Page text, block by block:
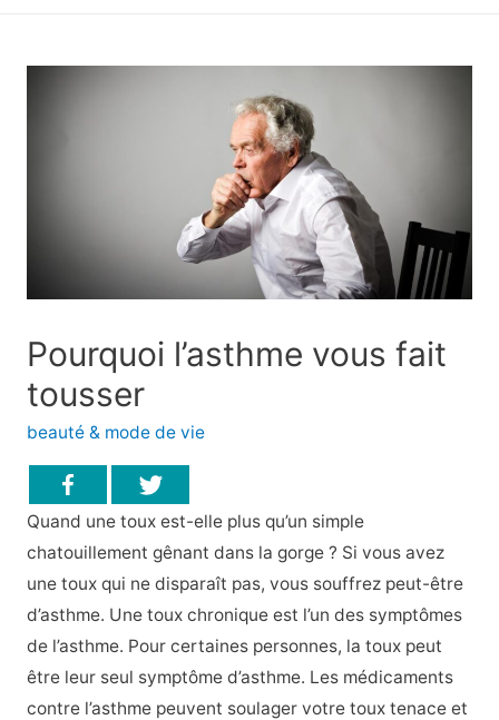
Pourquoi l’asthme vous fait
tousser
beauté & mode de vie
Quand une toux est-elle plus qu’un simple
chatouillement gênant dans la gorge ? Si vous avez
une toux qui ne disparaît pas, vous souffrez peut-être
d’asthme. Une toux chronique est l’un des symptômes
de l’asthme. Pour certaines personnes, la toux peut
être leur seul symptôme d’asthme. Les médicaments
contre l’asthme peuvent soulager votre toux tenace et